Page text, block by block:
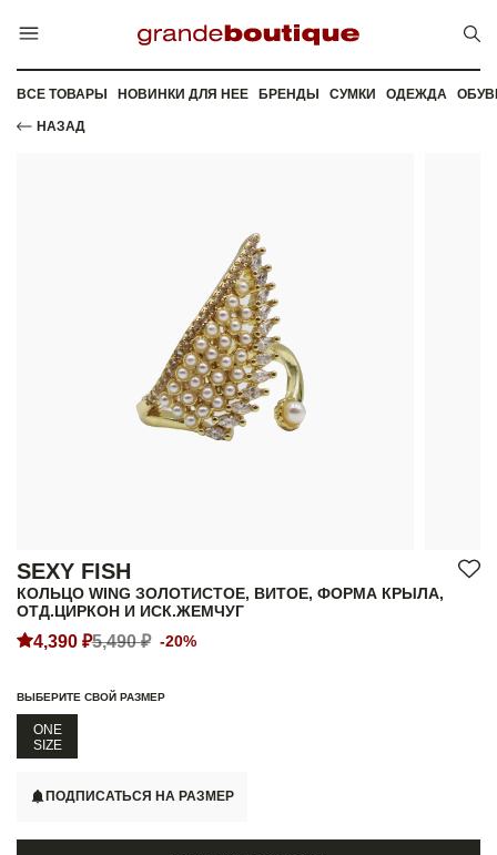
ВСЕ ТОВАРЫ НОВИНКИ ДЛЯ НЕЕ БРЕНДЫ СУМКИ ОДЕЖДА
НАЗАД
SEXY FISH
КОЛЬЦО WING ЗОЛОТИСТОЕ, ВИТОЕ, ФОРМА КРЫЛА,
ОТД.ЦИРКОН И ИСК.ЖЕМЧУГ
4,390 ₽5,490 ₽ -20%
ВЫБЕРИТЕ СВОЙ РАЗМЕР
ONE
SIZE
ПОДПИСАТЬСЯ НА РАЗМЕР